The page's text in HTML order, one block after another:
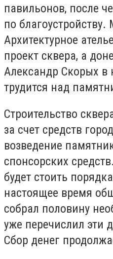
павильонов, после
по
Архитектурное
проект сквера, а
Александр Скорых в
трудится над
Строительство
за счет средств
возведение
спонсорских
будет стоить
настоящее время
собрал половину
уже перечислил эти
Сбор денег